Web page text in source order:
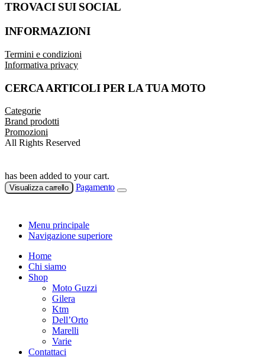
TROVACI SUI SOCIAL
INFORMAZIONI
Termini e condizioni
Informativa privacy
CERCA ARTICOLI PER LA TUA MOTO
Categorie
Brand prodotti
Promozioni
All Rights Reserved
has been added to your cart.
Visualizza carrello Pagamento
Menu principale
Navigazione superiore
Home
Chi siamo
Shop
Moto Guzzi
Gilera
Ktm
Dell’Orto
Marelli
Varie
Contattaci